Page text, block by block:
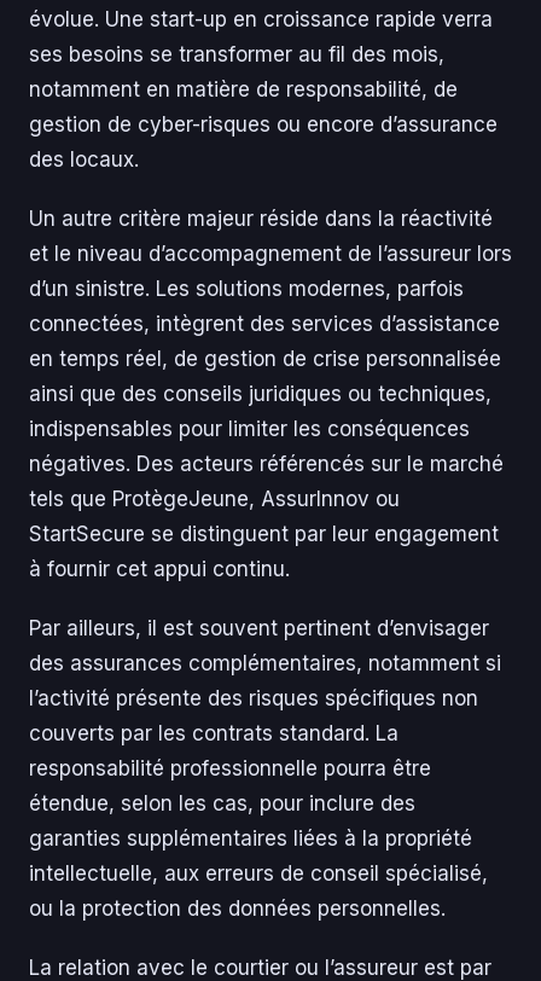
évolue. Une start-up en croissance rapide verra
ses besoins se transformer au fil des mois,
notamment en matière de responsabilité, de
gestion de cyber-risques ou encore d’assurance
des locaux.
Un autre critère majeur réside dans la réactivité
et le niveau d’accompagnement de l’assureur lors
d’un sinistre. Les solutions modernes, parfois
connectées, intègrent des services d’assistance
en temps réel, de gestion de crise personnalisée
ainsi que des conseils juridiques ou techniques,
indispensables pour limiter les conséquences
négatives. Des acteurs référencés sur le marché
tels que ProtègeJeune, AssurInnov ou
StartSecure se distinguent par leur engagement
à fournir cet appui continu.
Par ailleurs, il est souvent pertinent d’envisager
des assurances complémentaires, notamment si
l’activité présente des risques spécifiques non
couverts par les contrats standard. La
responsabilité professionnelle pourra être
étendue, selon les cas, pour inclure des
garanties supplémentaires liées à la propriété
intellectuelle, aux erreurs de conseil spécialisé,
ou la protection des données personnelles.
La relation avec le courtier ou l’assureur est par